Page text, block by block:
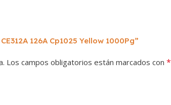
126A Cp1025 Yellow 1000Pg”
Los campos obligatorios están marcados con *